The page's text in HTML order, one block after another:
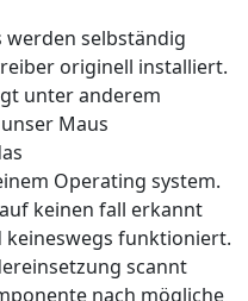
werden selbständig
originell installiert.
unter anderem
Maus
Operating system.
keinen fall erkannt
funktioniert.
scannt
nach mögliche